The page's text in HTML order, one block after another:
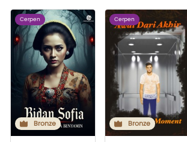
Cerpen
Bronze
Cerpen
Bronze